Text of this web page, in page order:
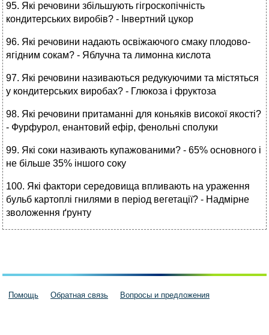
95. Які речовини збільшують гігроскопічність
кондитерських виробів? - Інвертний цукор
96. Які речовини надають освіжаючого смаку плодово-
ягідним сокам? - Яблучна та лимонна кислота
97. Які речовини називаються редукуючими та містяться
у кондитерських виробах? - Глюкоза і фруктоза
98. Які речовини притаманні для коньяків високої якості?
- Фурфурол, енантовий ефір, фенольні сполуки
99. Які соки називають купажованими? - 65% основного і
не більше 35% іншого соку
100. Які фактори середовища впливають на ураження
бульб картоплі гнилями в період вегетації? - Надмірне
зволоження ґрунту
Помощь Обратная связь Вопросы и предложения